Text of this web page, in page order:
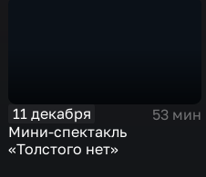
11 декабря
53 мин
Мини-спектакль
«Толстого нет»